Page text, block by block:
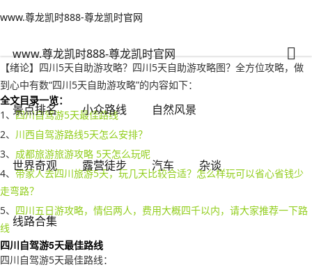
www.尊龙凯时888-尊龙凯时官网
www.尊龙凯时888-尊龙凯时官网
景点排名 小众路线 自然风景
世界奇观 露营徒步 汽车 杂谈
线路合集
www.尊龙凯时888-尊龙凯时官网
四川5天自助游攻略？四川5天自助游攻略图-www.尊龙凯时888
【绪论】四川5天自助游攻略？四川5天自助游攻略图？全方位攻略，做
到心中有数“四川5天自助游攻略”的内容如下：
全文目录一览：
1、四川自驾游5天最佳路线
2、 川西自驾游路线5天怎么安排？
3、 成都旅游旅游攻略 5天怎么玩呢
4、带家人去四川旅游5天，玩几天比较合适？怎么样玩可以省心省钱少
走弯路？
5、 四川五日游攻略，情侣两人，费用大概四千以内，请大家推荐一下路
线
四川自驾游5天最佳路线
四川自驾游5天最佳路线：